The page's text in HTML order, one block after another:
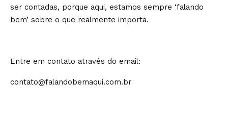
ser contadas, porque aqui, estamos sempre ‘falando
bem’ sobre o que realmente importa.
Entre em contato através do email:
contato@falandobemaqui.com.br